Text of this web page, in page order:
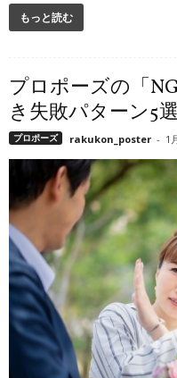
もっと読む
プロポーズの「
き失敗パターン5選
プロポーズ rakukon_poster - 1